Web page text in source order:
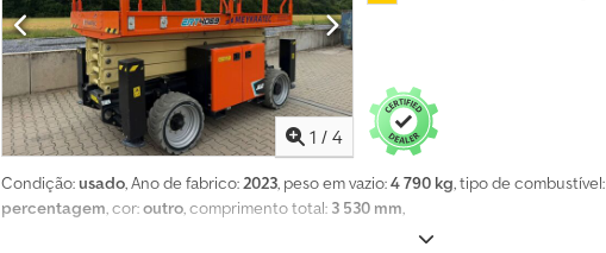
e
a
o
1 / 4
Condição:usado, Ano de fabrico:2023, peso em vazio:4 790 kg, tipo de combustível:
percentagem, cor:outro, comprimento total: 3 530 mm,